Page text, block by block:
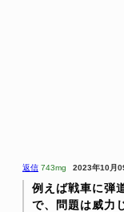
返信 743mg 2023年10月
例えば戦車に弾
で、問題は威力